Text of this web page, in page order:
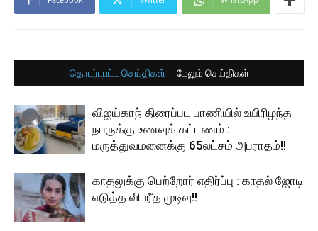
தொடர்புபட்ட செய்திகள் மேலும் செய்திகள்
விஜய்காந் திரைப்பட பாணியில் உயிரிழந்த
நபருக்கு உணவுக் கட்டணம் :
மருத்துவமனைக்கு 65லட்சம் அபராதம்!!
காதலுக்கு பெற்றோர் எதிர்ப்பு : காதல் ஜோடி
எடுத்த விபரீத முடிவு!!